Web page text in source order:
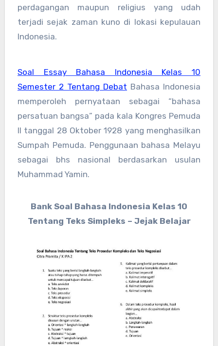
perdagangan maupun religius yang udah
terjadi sejak zaman kuno di lokasi kepulauan
Indonesia.
Soal Essay Bahasa Indonesia Kelas 10
Semester 2 Tentang Debat Bahasa Indonesia
memperoleh pernyataan sebagai “bahasa
persatuan bangsa” pada kala Kongres Pemuda
II tanggal 28 Oktober 1928 yang menghasilkan
Sumpah Pemuda. Penggunaan bahasa Melayu
sebagai bhs nasional berdasarkan usulan
Muhammad Yamin.
Bank Soal Bahasa Indonesia Kelas 10
Tentang Teks Simpleks – Jejak Belajar